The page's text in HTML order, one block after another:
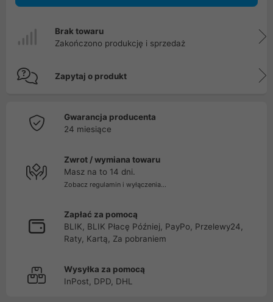
Brak towaru
Zakończono produkcję i sprzedaż
Zapytaj o produkt
Gwarancja producenta
24 miesiące
Zwrot / wymiana towaru
Masz na to 14 dni.
Zobacz regulamin i wyłączenia...
Zapłać za pomocą
BLIK, BLIK Płacę Później, PayPo, Przelewy24,
Raty, Kartą, Za pobraniem
Wysyłka za pomocą
InPost, DPD, DHL